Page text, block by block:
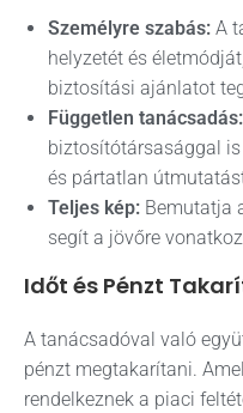
Személyre szabás: A
helyzetét és
biztosítási ajánlatot
Független tanácsadás:
biztosítótársasággal
és pártatlan
Teljes kép: Bemutatja
segít a jövőre
Időt és Pénzt
A tanácsadóval való
pénzt megtakarítani.
rendelkeznek a piaci